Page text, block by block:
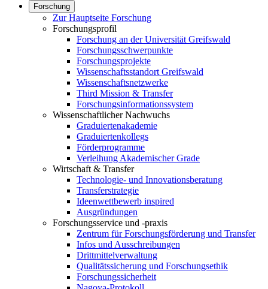
Forschung
Zur Hauptseite Forschung
Forschungsprofil
Forschung an der Universität Greifswald
Forschungsschwerpunkte
Forschungsprojekte
Wissenschaftsstandort Greifswald
Wissenschaftsnetzwerke
Third Mission & Transfer
Forschungsinformationssystem
Wissenschaftlicher Nachwuchs
Graduiertenakademie
Graduiertenkollegs
Förderprogramme
Verleihung Akademischer Grade
Wirtschaft & Transfer
Technologie- und Innovationsberatung
Transferstrategie
Ideenwettbewerb inspired
Ausgründungen
Forschungsservice und -praxis
Zentrum für Forschungsförderung und Transfer
Infos und Ausschreibungen
Drittmittelverwaltung
Qualitätssicherung und Forschungsethik
Forschungssicherheit